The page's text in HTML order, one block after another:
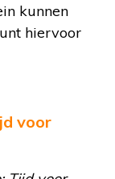
kunnen
hiervoor
voor